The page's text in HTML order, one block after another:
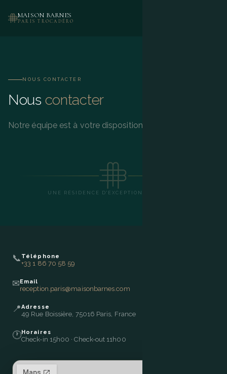
MAISON BARNES
PARIS TROCADÉRO
NOUS CONTACTER
Nous contacter
Notre équipe est à votre disposition 24h/24.
UNE RÉSIDENCE D'EXCEPTION · PARIS 16E
📞 Téléphone
+33 1 86 70 58 59
✉Email
reception.paris@maisonbarnes.com
📍Adresse
49 Rue Boissière, 75016 Paris, France
🕐Horaires
Check-in 15h00 · Check-out 11h00